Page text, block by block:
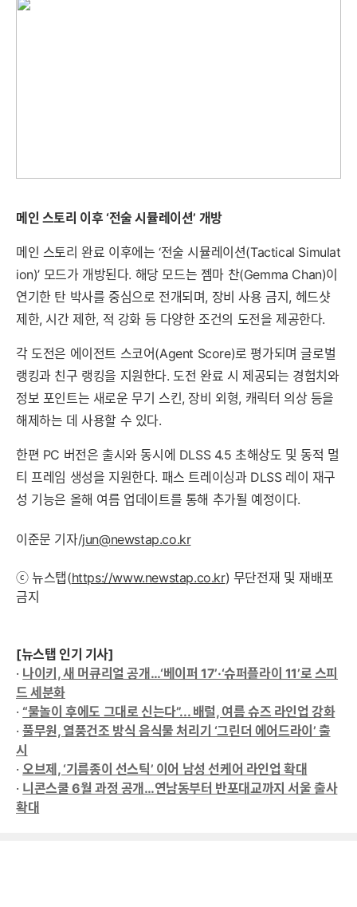
메인 스토리 이후 ‘전술 시뮬레이션’ 개방
메인 스토리 완료 이후에는 ‘전술 시뮬레이션(Tactical Simulat
ion)’ 모드가 개방된다. 해당 모드는 젬마 찬(Gemma Chan)이
연기한 탄 박사를 중심으로 전개되며, 장비 사용 금지, 헤드샷
제한, 시간 제한, 적 강화 등 다양한 조건의 도전을 제공한다.
각 도전은 에이전트 스코어(Agent Score)로 평가되며 글로벌
랭킹과 친구 랭킹을 지원한다. 도전 완료 시 제공되는 경험치와
정보 포인트는 새로운 무기 스킨, 장비 외형, 캐릭터 의상 등을
해제하는 데 사용할 수 있다.
한편 PC 버전은 출시와 동시에 DLSS 4.5 초해상도 및 동적 멀
티 프레임 생성을 지원한다. 패스 트레이싱과 DLSS 레이 재구
성 기능은 올해 여름 업데이트를 통해 추가될 예정이다.
이준문 기자/jun@newstap.co.kr
ⓒ 뉴스탭(https://www.newstap.co.kr) 무단전재 및 재배포
금지
[뉴스탭 인기 기사]
· 나이키, 새 머큐리얼 공개…‘베이퍼 17’·‘슈퍼플라이 11’로 스피
드 세분화
· “물놀이 후에도 그대로 신는다”... 배럴, 여름 슈즈 라인업 강화
·풀무원, 열풍건조 방식 음식물 처리기 ‘그린더 에어드라이’ 출
시
·오브제, ‘기름종이 선스틱’ 이어 남성 선케어 라인업 확대
· 니콘스쿨 6월 과정 공개…연남동부터 반포대교까지 서울 출사
확대